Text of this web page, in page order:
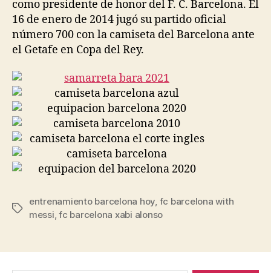
como presidente de honor del F. C. Barcelona. El
16 de enero de 2014 jugó su partido oficial
número 700 con la camiseta del Barcelona ante
el Getafe en Copa del Rey.
Etiquetas
entrenamiento barcelona hoy, fc barcelona with
messi,fc barcelona xabi alonso